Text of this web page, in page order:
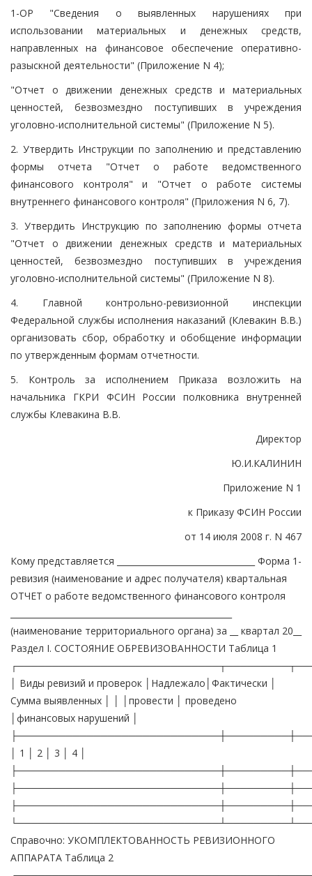
1-ОР "Сведения о выявленных нарушениях при
использовании материальных и денежных средств,
направленных на финансовое обеспечение оперативно-
разыскной деятельности" (Приложение N 4);
"Отчет о движении денежных средств и материальных
ценностей, безвозмездно поступивших в учреждения
уголовно-исполнительной системы" (Приложение N 5).
2. Утвердить Инструкции по заполнению и представлению
формы отчета "Отчет о работе ведомственного
финансового контроля" и "Отчет о работе системы
внутреннего финансового контроля" (Приложения N 6, 7).
3. Утвердить Инструкцию по заполнению формы отчета
"Отчет о движении денежных средств и материальных
ценностей, безвозмездно поступивших в учреждения
уголовно-исполнительной системы" (Приложение N 8).
4. Главной контрольно-ревизионной инспекции
Федеральной службы исполнения наказаний (Клевакин В.В.)
организовать сбор, обработку и обобщение информации
по утвержденным формам отчетности.
5. Контроль за исполнением Приказа возложить на
начальника ГКРИ ФСИН России полковника внутренней
службы Клевакина В.В.
Директор
Ю.И.КАЛИНИН
Приложение N 1
к Приказу ФСИН России
от 14 июля 2008 г. N 467
Кому представляется _________________________________ Форма 1-ревизия (наименование и адрес получателя) квартальная ОТЧЕТ о работе ведомственного финансового контроля _____________________________________________________ (наименование территориального органа) за __ квартал 20__ Раздел I. СОСТОЯНИЕ ОБРЕВИЗОВАННОСТИ Таблица 1 ┌─────────────────────────────┬─────────┬───────────┬─────────────────────┐ │ Виды ревизий и проверок │Надлежало│Фактически │ Сумма выявленных │ │ │провести │ проведено │финансовых нарушений │ ├─────────────────────────────┼─────────┼───────────┼─────────────────────┤ │ 1 │ 2 │ 3 │ 4 │ ├─────────────────────────────┼─────────┼───────────┼─────────────────────┤ ├─────────────────────────────┼─────────┼───────────┼─────────────────────┤ ├─────────────────────────────┼─────────┼───────────┼─────────────────────┤ └─────────────────────────────┴─────────┴───────────┴─────────────────────┘ Справочно: УКОМПЛЕКТОВАННОСТЬ РЕВИЗИОННОГО АППАРАТА Таблица 2 ┌─────────────────────────────────────┬──────────┬────────────────────────┐ │ Отчетный период │ По штату │Фактическая численность │ ├─────────────────────────────────────┼──────────┼────────────────────────┤ │ 1 │ 2 │ 3 │ ├─────────────────────────────────────┼──────────┼────────────────────────┤ └─────────────────────────────────────┴──────────┴────────────────────────┘ Количество юридических лиц, подлежащих обревизованию ________ Количество ревизий с нулевым результатом ________ Годовая норма количества ревизий на одного ревизора ________ Количество ревизий по плану на год ________ ________ Дата свода Раздел II. ВЫЯВЛЕННЫЕ ФИНАНСОВЫЕ НАРУШЕНИЯ И ВОЗМЕЩЕНИЕ УЩЕРБА Таблица 3 ┌─────────────────────────┬─────┬───────┬─────────────────┬─────────────────────────────────────────────────────────────────────────────────────────────────┬──────┐ │Виды финансовых нарушений│Шифр │Остаток│ Выявлено │ Возмещено финансовых нарушений │Оста- │ │ │нару-│невоз- │ нарушений │ │ток │ │ │шения│мещен- ├────┬─────┬──────┼────────────────────┬──────────────┬────────────────────────────┬───────────────────────────┬────┤невоз-│ │ │ │ного │все-│к │пере- │ За счет │ По делам, │ Прочее │ Списание за счет │Все-│мещен-│ │ │ │ущерба │го │воз- │дано в│ │ переданным в │ │ │го │ного │ │ │ │на │ │меще-│след- │ │ следственные │ │ │ │ущерба│ │ │ │начало │ │нию │ствен-│ │ органы │ │ │ │ │ │ │ │отчет- │ │ │ные ├──────┬──────┬──────┼──────┬───────┼─────┬─────┬────────┬───────┼─────┬─────┬───────┬───────┤ │ │ │ │ │ного │ │ │органы│винов-│винов-│винов-│пере- │списа- │бух- │опри-│приняты │снято │рас- │рас- │себес- │финан- │ │ │ │ │ │периода│ │ │ │ного │ного │ного │дано │ние по │гал- │ходо-│меры по │по ре- │ходов│ходов│тоимо- │совых │ │ │ │ │ │ │ │ │ │физи- │физи- │юриди-│на │решению│тер- │ваны │возмеще-│зульта-│по │по │сти в │резуль-│ │ │ │ │ │ │ │ │ │ческо-│ческо-│ческо-│конт- │следст-│ская │из- │нию пу- │там до-│бюд- │вне- │преде- │татов │ │ │ │ │ │ │ │ │ │го │го │го │роль │венных │спра-│лишки│тем при-│полни- │жету │бюд- │лах │сверх │ │ │ │ │ │ │ │ │ │лица │лица в│лица │службе│органов│вка │ │влечения│тельной│ │жет- │норм │норм │ │ │ │ │ │ │ │ │ │ │счет │ │судеб-│и про- │ │ │виновных│провер-│ │ным │естест-│естест-│ │ │ │ │ │ │ │ │ │ │части-│ │ных │курату-│ │ │лиц к │ки │ │сред-│венной │венной │ │ │ │ │ │ │ │ │ │ │чного │ │прис- │ры │ │ │матери- │ │ │ствам│убыли │убыли │ │ │ │ │ │ │ │ │ │ │пога- │ │тавов │ │ │ │альной и│ │ │ │ │ │ │ │ │ │ │ │ │ │ │ │шения │ │ │ │ │ │дисцип- │ │ │ │ │ │ │ │ │ │ │ │ │ │ │ │ущерба│ │ │ │ │ │линарной│ │ │ │ │ │ │ │ │ │ │ │ │ │ │ │ │ │ │ │ │ │ответст-│ │ │ │ │ │ │ │ │ │ │ │ │ │ │ │ │ │ │ │ │ │венности│ │ │ │ │ │ │ │ ├─────────────────────────┼─────┼───────┼────┼─────┼──────┼──────┼──────┼──────┼──────┼───────┼─────┼─────┼────────┼───────┼─────┼─────┼───────┼───────┼────┼──────┤ │Нарушения пенсионного │ │ │ │ │ │ │ │ │ │ │ │ │ │ │ │ │ │ │ │ │ │обеспечения │ │ │ │ │ │ │ │ │ │ │ │ │ │ │ │ │ │ │ │ │ ├─────────────────────────┼─────┼───────┼────┼─────┼──────┼──────┼──────┼──────┼──────┼───────┼─────┼─────┼────────┼───────┼─────┼─────┼───────┼───────┼────┼──────┤ │недоплата пенсии, пособия│ │ │ │ │ │ │ │ │ │ │ │ │ │ │ │ │ │ │ │ │ ├─────────────────────────┼─────┼───────┼────┼─────┼──────┼──────┼──────┼──────┼──────┼───────┼─────┼─────┼────────┼───────┼─────┼─────┼───────┼───────┼────┼──────┤ │переплата пенсии, пособия│ │ │ │ │ │ │ │ │ │ │ │ │ │ │ │ │ │ │ │ │ ├─────────────────────────┼─────┼───────┼────┼─────┼──────┼──────┼──────┼──────┼──────┼───────┼─────┼─────┼────────┼───────┼─────┼─────┼───────┼───────┼────┼──────┤ │Нарушения с денежными │ │ │ │ │ │ │ │ │ │ │ │ │ │ │ │ │ │ │ │ │ │средствами │ │ │ │ │ │ │ │ │ │ │ │ │ │ │ │ │ │ │ │ │ ├─────────────────────────┼─────┼───────┼────┼─────┼──────┼──────┼──────┼──────┼──────┼───────┼─────┼─────┼────────┼───────┼─────┼─────┼───────┼───────┼────┼──────┤ │возмещение командировоч- │ │ │ │ │ │ │ │ │ │ │ │ │ │ │ │ │ │ │ │ │ │ных расходов сверх │ │ │ │ │ │ │ │ │ │ │ │ │ │ │ │ │ │ │ │ │ │установленных норм │ │ │ │ │ │ │ │ │ │ │ │ │ │ │ │ │ │ │ │ │ ├─────────────────────────┼─────┼───────┼────┼─────┼──────┼──────┼──────┼──────┼──────┼───────┼─────┼─────┼────────┼───────┼─────┼─────┼───────┼───────┼────┼──────┤ │возмещение расходов по │ │ │ │ │ │ │ │ │ │ │ │ │ │ │ │ │ │ │ │ │ │проезду в отпуск и в │ │ │ │ │ │ │ │ │ │ │ │ │ │ │ │ │ │ │ │ │ │связи с перемещением │ │ │ │ │ │ │ │ │ │ │ │ │ │ │ │ │ │ │ │ │ ├─────────────────────────┼─────┼───────┼────┼─────┼──────┼──────┼──────┼──────┼──────┼───────┼─────┼─────┼────────┼───────┼─────┼─────┼───────┼───────┼────┼──────┤ │возмещение расходов по │ │ │ │ │ │ │ │ │ │ │ │ │ │ │ │ │ │ │ │ │ │фиктивным документам при │ │ │ │ │ │ │ │ │ │ │ │ │ │ │ │ │ │ │ │ │ │приобретении товарно- │ │ │ │ │ │ │ │ │ │ │ │ │ │ │ │ │ │ │ │ │ │материальных ценностей │ │ │ │ │ │ │ │ │ │ │ │ │ │ │ │ │ │ │ │ │ ├─────────────────────────┼─────┼───────┼────┼─────┼──────┼──────┼──────┼──────┼──────┼───────┼────